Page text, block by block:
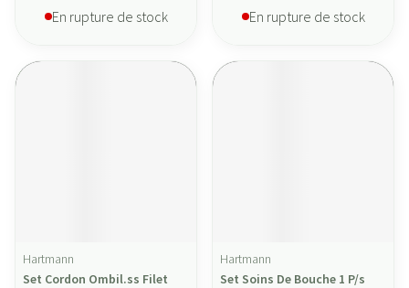
En rupture de stock En rupture de stock
Hartmann
Set Cordon Ombil.ss Filet
Hartmann
Set Soins De Bouche 1 P/s